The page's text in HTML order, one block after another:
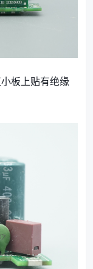
板上贴有绝缘